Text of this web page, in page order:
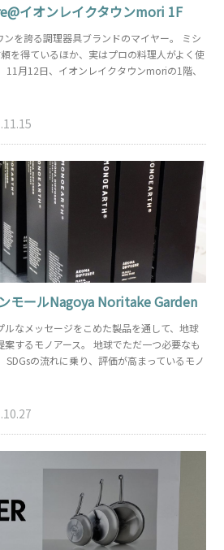
イオンレイクタウンmori 1F
を誇る調理器具ブランドのマイヤー。 ミシ
を得ているほか、実はプロの料理人がよく使
11月12日、イオンレイクタウンmoriの1階、
モールNagoya Noritake Garden
ルなメッセージをこめた製品を通して、地球
するモノアース。 地球でただ一つ必要なも
SDGsの流れに乗り、評価が高まっているモノ